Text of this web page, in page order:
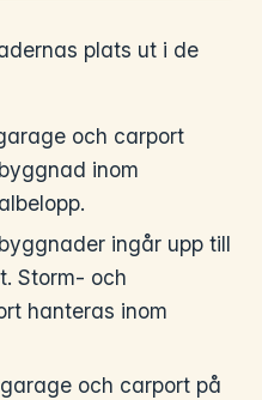
plats ut i de
och carport
inom
ingår upp till
Storm- och
hanteras inom
och carport på